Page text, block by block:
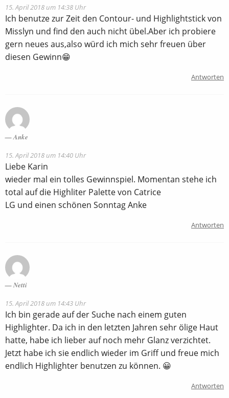
15. April 2018 um 14:38 Uhr
Ich benutze zur Zeit den Contour- und Highlightstick von
Misslyn und find den auch nicht übel.Aber ich probiere
gern neues aus,also würd ich mich sehr freuen über
diesen Gewinn😁
Antworten
Anke
15. April 2018 um 14:40 Uhr
Liebe Karin
wieder mal ein tolles Gewinnspiel. Momentan stehe ich
total auf die Highliter Palette von Catrice
LG und einen schönen Sonntag Anke
Antworten
Netti
15. April 2018 um 14:43 Uhr
Ich bin gerade auf der Suche nach einem guten
Highlighter. Da ich in den letzten Jahren sehr ölige Haut
hatte, habe ich lieber auf noch mehr Glanz verzichtet.
Jetzt habe ich sie endlich wieder im Griff und freue mich
endlich Highlighter benutzen zu können. 😀
Antworten